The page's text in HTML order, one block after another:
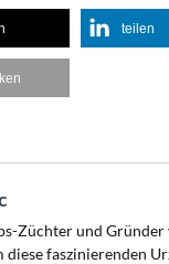
teilen
Züchter und
diese faszinierenden